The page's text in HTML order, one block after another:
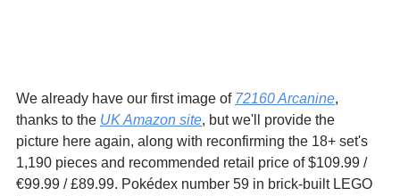
We already have our first image of 72160 Arcanine,
thanks to the UK Amazon site, but we'll provide the
picture here again, along with reconfirming the 18+ set's
1,190 pieces and recommended retail price of $109.99 /
€99.99 / £89.99. Pokédex number 59 in brick-built LEGO